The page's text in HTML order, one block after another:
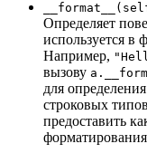
Определяет
используется в
Например,
вызову
для
строковых
предоставить